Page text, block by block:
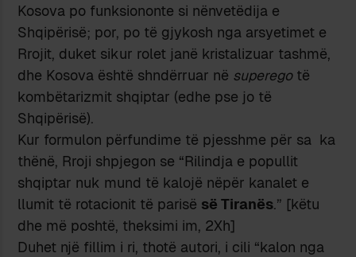
Kosova po funksiononte si nënvetëdija e
Shqipërisë; por, po të gjykosh nga arsyetimet e
Rrojit, duket sikur rolet janë kristalizuar tashmë,
dhe Kosova është shndërruar në superegotë
kombëtarizmit shqiptar (edhe pse jo të
Shqipërisë).
Kur formulon përfundime të pjesshme për sa ka
thënë, Rroji shpjegon se “Rilindja e popullit
shqiptar nuk mund të kalojë nëpër kanalet e
llumit të rotacionit të parisë së Tiranës.” [këtu
dhe më poshtë, theksimi im, 2Xh]
Duhet një fillim i ri, thotë autori, i cili “kalon nga